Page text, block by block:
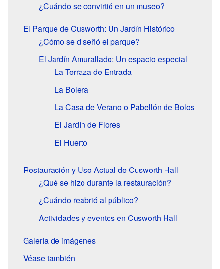
¿Cuándo se convirtió en un museo?
El Parque de Cusworth: Un Jardín Histórico
¿Cómo se diseñó el parque?
El Jardín Amurallado: Un espacio especial
La Terraza de Entrada
La Bolera
La Casa de Verano o Pabellón de Bolos
El Jardín de Flores
El Huerto
Restauración y Uso Actual de Cusworth Hall
¿Qué se hizo durante la restauración?
¿Cuándo reabrió al público?
Actividades y eventos en Cusworth Hall
Galería de imágenes
Véase también